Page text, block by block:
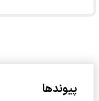
پیوندها